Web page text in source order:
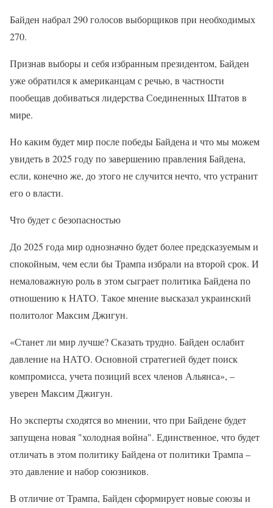
Байден набрал 290 голосов выборщиков при необходимых
270.
Признав выборы и себя избранным президентом, Байден
уже обратился к американцам с речью, в частности
пообещав добиваться лидерства Соединенных Штатов в
мире.
Но каким будет мир после победы Байдена и что мы можем
увидеть в 2025 году по завершению правления Байдена,
если, конечно же, до этого не случится нечто, что устранит
его о власти.
Что будет с безопасностью
До 2025 года мир однозначно будет более предсказуемым и
спокойным, чем если бы Трампа избрали на второй срок. И
немаловажную роль в этом сыграет политика Байдена по
отношению к НАТО. Такое мнение высказал украинский
политолог Максим Джигун.
«Станет ли мир лучше? Сказать трудно. Байден ослабит
давление на НАТО. Основной стратегией будет поиск
компромисса, учета позиций всех членов Альянса», –
уверен Максим Джигун.
Но эксперты сходятся во мнении, что при Байдене будет
запущена новая "холодная война". Единственное, что будет
отличать в этом политику Байдена от политики Трампа –
это давление и набор союзников.
В отличие от Трампа, Байден сформирует новые союзы и